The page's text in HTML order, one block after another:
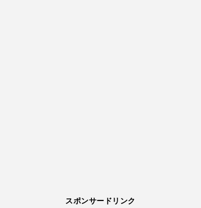
スポンサードリンク